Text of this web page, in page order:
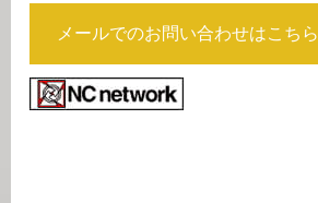
メールでのお問い合わせはこちら